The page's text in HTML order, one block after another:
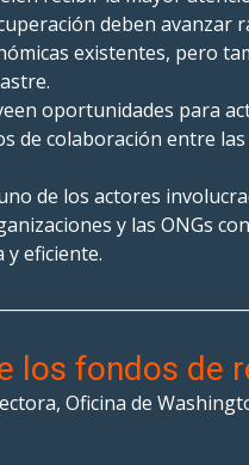
deben
existentes, pero
oportunidades para
de colaboración entre
de los actores
y las ONGs
y eficiente.
los fondos de
Oficina de